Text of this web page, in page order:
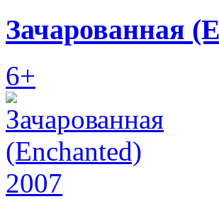
Зачарованная
6+